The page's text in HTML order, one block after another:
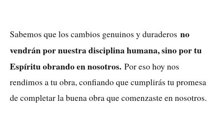
Sabemos que los cambios genuinos y duraderos no
vendrán por nuestra disciplina humana, sino por tu
Espíritu obrando en nosotros. Por eso hoy nos
rendimos a tu obra, confiando que cumplirás tu promesa
de completar la buena obra que comenzaste en nosotros.